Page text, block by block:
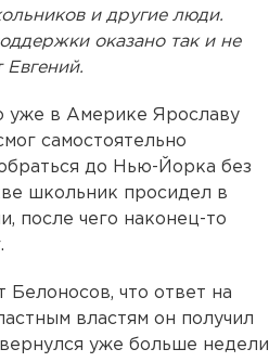
и другие люди.
оказано так и не
Евгений.
уже в Америке Ярославу
самостоятельно
до Нью-Йорка без
школьник просидел в
после чего наконец-то
что ответ на
властям он получил
уже больше недели